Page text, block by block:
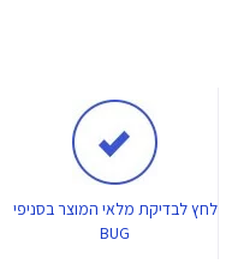
לחץלבדיקת מלאי המוצר בסניפי
BUG